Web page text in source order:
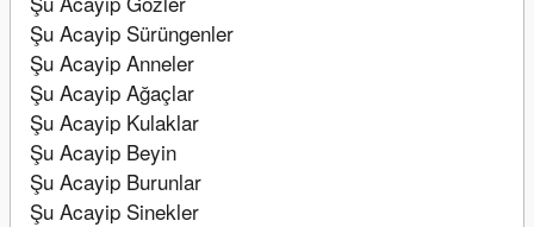
Şu Acayip Sürüngenler
Şu Acayip Anneler
Şu Acayip Ağaçlar
Şu Acayip Kulaklar
Şu Acayip Beyin
Şu Acayip Burunlar
Şu Acayip Sinekler